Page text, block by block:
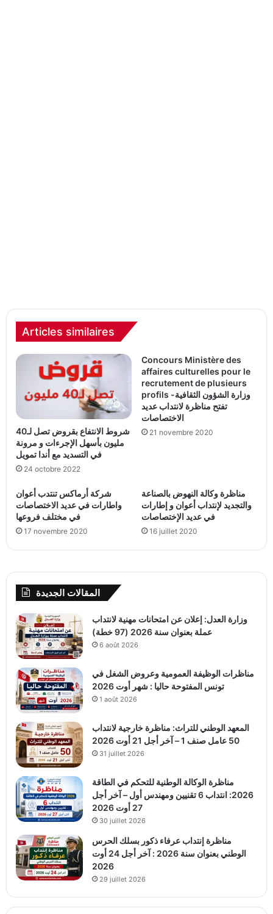
Articles similaires
شروط الانتفاع بقروض تصل لـ40
مليون بأسهل الإجرءات و مرونة
في التسديد مع أندا تمويل
24 octobre 2022
Concours Ministère des
affaires culturelles pour le
recrutement de plusieurs
profils -وزارة الشؤون الثقافية
تفتح مناظرة لانتداب عديد
الاختصاصات
21 novembre 2020
شركة أرماكس تنتدب أعوان
واطارات في عديد الاختصاصات
في مختلف فروعها
17 novembre 2020
مناظرة وكالة النهوض بالصناعة
والتجديد لإنتداب أعوان و إطارات
في عديد الإختصاصات
16 juillet 2020
المقالات الجديدة
وزارة العدل: إعلان عن امتحانات مهنية لانتداب
عملة بعنوان سنة 2026 (97 خطة)
6 août 2026
مناظرات الوظيفة العمومية وعروض الشغل في
تونس المفتوحة حاليا : شهر أوت 2026
1 août 2026
المعهد الوطني للتراث: مناظرة خارجية لانتداب
50 عامل صنف 1 – آخر أجل 21 أوت 2026
31 juillet 2026
مناظرة الوكالة الوطنية للتحكم في الطاقة
2026: انتداب 6 تقنيين ومهندس أول – آخر أجل
27 أوت 2026
30 juillet 2026
مناظرة إنتداب عرفاء ذكور بسلك الحرس
الوطني بعنوان سنة 2026 : آخر أجل 24 أوت
2026
29 juillet 2026